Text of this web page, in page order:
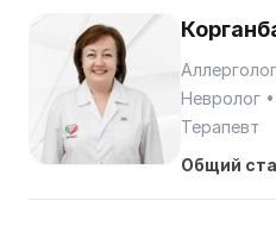
Аллерголог
Невролог
Терапевт
Общий